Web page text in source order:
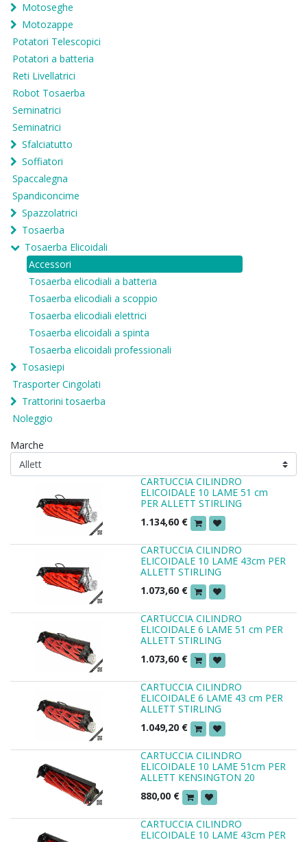
Motoseghe
Motozappe
Potatori Telescopici
Potatori a batteria
Reti Livellatrici
Robot Tosaerba
Seminatrici
Seminatrici
Sfalciatutto
Soffiatori
Spaccalegna
Spandiconcime
Spazzolatrici
Tosaerba
Tosaerba Elicoidali
Accessori
Tosaerba elicodiali a batteria
Tosaerba elicodiali a scoppio
Tosaerba elicodiali elettrici
Tosaerba elicoidali a spinta
Tosaerba elicoidali professionali
Tosasiepi
Trasporter Cingolati
Trattorini tosaerba
Noleggio
Marche
CARTUCCIA CILINDRO
ELICOIDALE 10 LAME 51 cm
PER ALLETT STIRLING
1.134,60 €
CARTUCCIA CILINDRO
ELICOIDALE 10 LAME 43cm PER
ALLETT STIRLING
1.073,60 €
CARTUCCIA CILINDRO
ELICOIDALE 6 LAME 51 cm PER
ALLETT STIRLING
1.073,60 €
CARTUCCIA CILINDRO
ELICOIDALE 6 LAME 43 cm PER
ALLETT STIRLING
1.049,20 €
CARTUCCIA CILINDRO
ELICOIDALE 10 LAME 51cm PER
ALLETT KENSINGTON 20
880,00 €
CARTUCCIA CILINDRO
ELICOIDALE 10 LAME 43cm PER